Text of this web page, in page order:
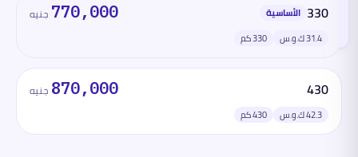
هذا
الآن
المحرك
الأبعاد
330 الأساسية 770,000 جنيه
31.4 ك.و.س 330 كم
430
870,000 جنيه
42.3 ك.و.س 430 كم